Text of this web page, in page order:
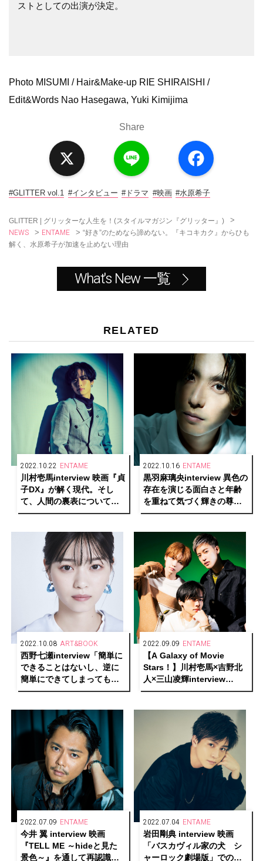
ストとしての出演が決定。
Photo MISUMI / Hair&Make-up RIE SHIRAISHI /
Edit&Words Nao Hasegawa, Yuki Kimijima
Share
a
c
#GLITTER vol.1 #インタビュー #ドラマ #映画 #水原希子
GLITTER | グリッターな人生を！(スタイルマガジン『グリッター』) >
NEWS > ENTAME > “好き”のためなら諦めない。『キコキカク』からひも
解く、水原希子が加速を止めない理由
What's New 一覧
RELATED
2022.10.22 ENTAME
川村壱馬interview 映画『貞
子DX』が解く現代。そし
て、人間の裏表について思
うこと
2022.10.16 ENTAME
黒羽麻璃央interview 異色の
存在を演じる面白さと年齢
を重ねて気づく輝きの尊さ
を語る
2022.10.08 ART&BOOK
西野七瀬interview「簡単に
できることはないし、逆に
簡単にできてしまってもつ
まらない。追い込まれてい
2022.09.09 ENTAME
【A Galaxy of Movie
Stars！】川村壱馬×吉野北
人×三山凌輝interview
『HiGH&LOW THE
2022.07.09 ENTAME
今井 翼 interview 映画
『TELL ME ～hideと見た
景色～』を通して再認識し
2022.07.04 ENTAME
岩田剛典 interview 映画
「バスカヴィル家の犬 シ
ャーロック劇場版」での新